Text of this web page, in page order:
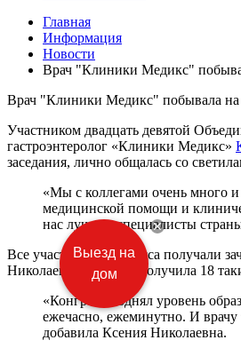
Главная
Информация
Новости
Врач "Клиники Медикс"
Врач "Клиники Медикс" побывала на
Участником двадцать девятой
гастроэнтеролог «Клиники Медикс»
заседания, лично общалась со
«Мы с коллегами очень много
медицинской помощи и
нас лучшие специалисты
Все участники конгресса получали
Николаевна Бейдина получила 18
«Конгресс поднял уровень
ежечасно, ежеминутно. И
добавила Ксения Николаевна.
Выезд на
дом